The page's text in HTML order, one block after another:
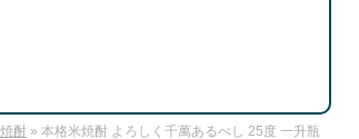
焼酎 » 本格米焼酎 よろしく千萬あるべし 25度 一升瓶